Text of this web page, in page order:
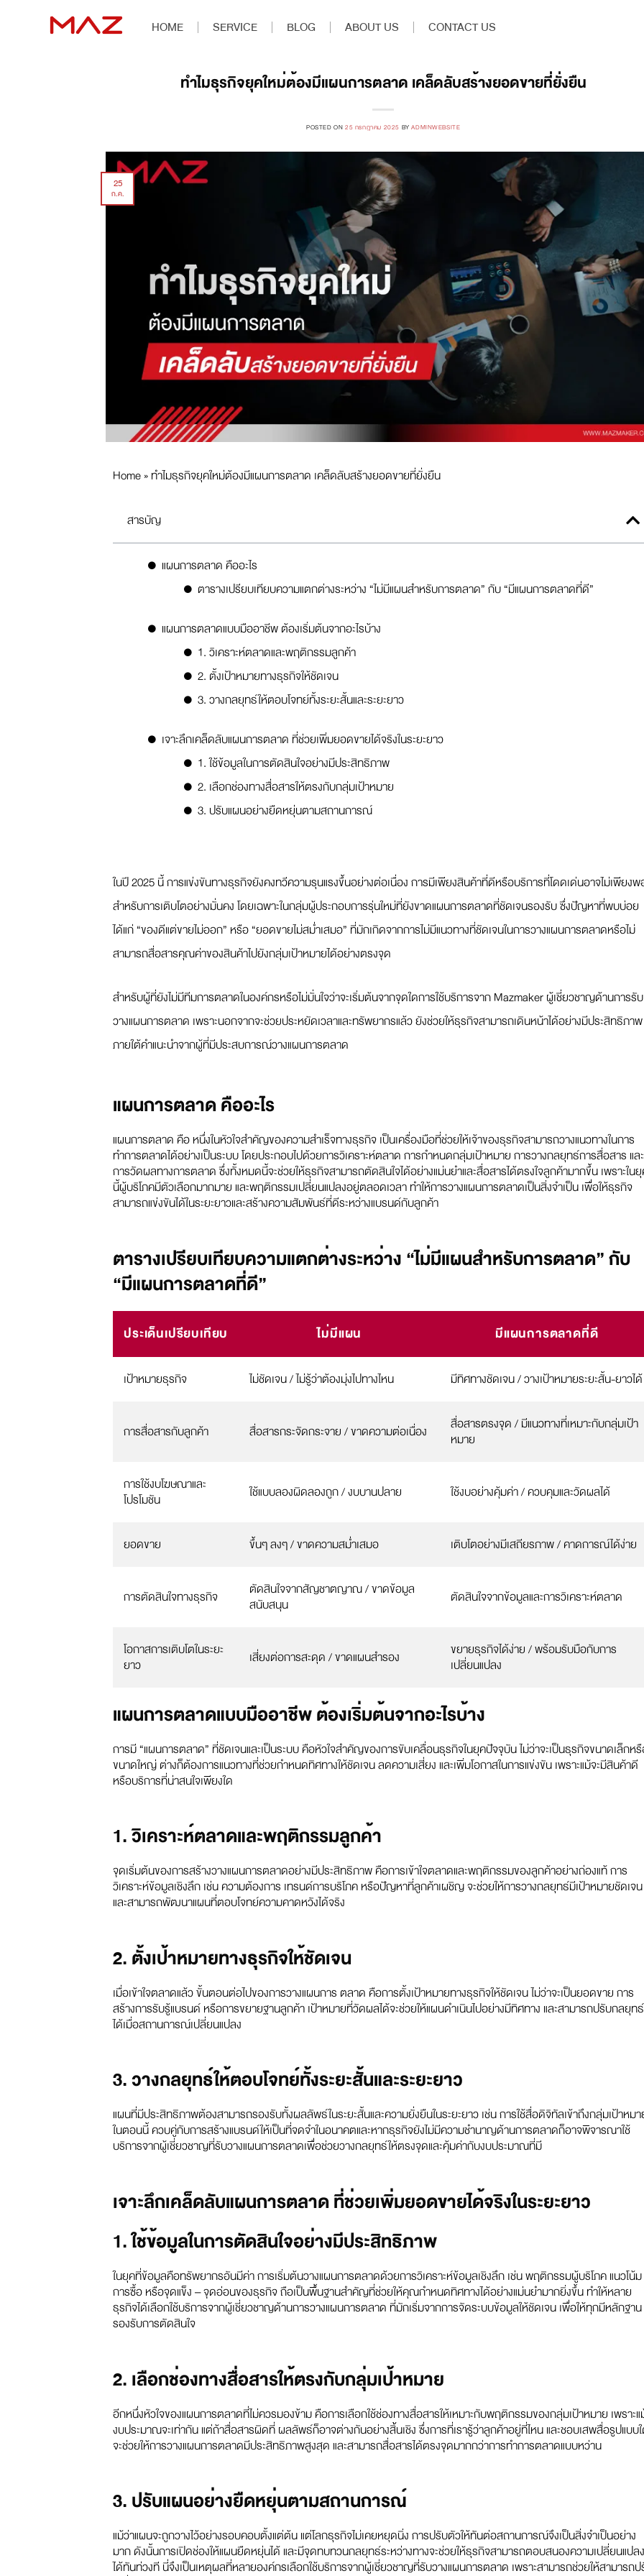
HOME SERVICE BLOG ABOUT US CONTACT US
ทำไมธุรกิจยุคใหม่ต้องมีแผนการตลาด เคล็ดลับสร้างยอดขายที่ยั่งยืน
POSTED ON 25 กรกฎาคม 2025 BYADMINWEBSITE
25
ก.ค.
Home»ทำไมธุรกิจยุคใหม่ต้องมีแผนการตลาด เคล็ดลับสร้างยอดขายที่ยั่งยืน
สารบัญ
แผนการตลาด คืออะไร
ตารางเปรียบเทียบความแตกต่างระหว่าง “ไม่มีแผนสำหรับการตลาด” กับ “มีแผนการตลาดที่ดี”
แผนการตลาดแบบมืออาชีพ ต้องเริ่มต้นจากอะไรบ้าง
1. วิเคราะห์ตลาดและพฤติกรรมลูกค้า
2. ตั้งเป้าหมายทางธุรกิจให้ชัดเจน
3. วางกลยุทธ์ให้ตอบโจทย์ทั้งระยะสั้นและระยะยาว
เจาะลึกเคล็ดลับแผนการตลาด ที่ช่วยเพิ่มยอดขายได้จริงในระยะยาว
1. ใช้ข้อมูลในการตัดสินใจอย่างมีประสิทธิภาพ
2. เลือกช่องทางสื่อสารให้ตรงกับกลุ่มเป้าหมาย
3. ปรับแผนอย่างยืดหยุ่นตามสถานการณ์
ในปี 2025 นี้ การแข่งขันทางธุรกิจยังคงทวีความรุนแรงขึ้นอย่างต่อเนื่อง การมีเพียงสินค้าที่ดีหรือบริการที่โดดเด่นอาจไม่เพียง
สำหรับการเติบโตอย่างมั่นคง โดยเฉพาะในกลุ่มผู้ประกอบการรุ่นใหม่ที่ยังขาดแผนการตลาดที่ชัดเจนรองรับ ซึ่งปัญหาที่พบบ่อย
ได้แก่ “ของดีแต่ขายไม่ออก” หรือ “ยอดขายไม่สม่ำเสมอ” ที่มักเกิดจากการไม่มีแนวทางที่ชัดเจนในการวางแผนการตลาดหรือไม่
สามารถสื่อสารคุณค่าของสินค้าไปยังกลุ่มเป้าหมายได้อย่างตรงจุด
สำหรับผู้ที่ยังไม่มีทีมการตลาดในองค์กรหรือไม่มั่นใจว่าจะเริ่มต้นจากจุดใดการใช้บริการจาก Mazmaker ผู้เชี่ยวชาญด้านการรับ
วางแผนการตลาด เพราะนอกจากจะช่วยประหยัดเวลาและทรัพยากรแล้ว ยังช่วยให้ธุรกิจสามารถเดินหน้าได้อย่างมีประสิทธิภาพ
ภายใต้คำแนะนำจากผู้ที่มีประสบการณ์วางแผนการตลาด
แผนการตลาด คืออะไร
แผนการตลาด คือ หนึ่งในหัวใจสำคัญของความสำเร็จทางธุรกิจ เป็นเครื่องมือที่ช่วยให้เจ้าของธุรกิจสามารถวางแนวทางในการ
ทำการตลาดได้อย่างเป็นระบบ โดยประกอบไปด้วยการวิเคราะห์ตลาด การกำหนดกลุ่มเป้าหมาย การวางกลยุทธ์การสื่อสาร และ
การวัดผลทางการตลาด ซึ่งทั้งหมดนี้จะช่วยให้ธุรกิจสามารถตัดสินใจได้อย่างแม่นยำและสื่อสารได้ตรงใจลูกค้ามากขึ้น เพราะใน
นี้ผู้บริโภคมีตัวเลือกมากมาย และพฤติกรรมเปลี่ยนแปลงอยู่ตลอดเวลา ทำให้การวางแผนการตลาดเป็นสิ่งจำเป็น เพื่อให้ธุรกิจ
สามารถแข่งขันได้ในระยะยาวและสร้างความสัมพันธ์ที่ดีระหว่างแบรนด์กับลูกค้า
ตารางเปรียบเทียบความแตกต่างระหว่าง “ไม่มีแผนสำหรับการตลาด” กับ
“มีแผนการตลาดที่ดี”
ประเด็นเปรียบเทียบ ไม่มีแผน มีแผนการตลาดที่ดี
เป้าหมายธุรกิจ ไม่ชัดเจน / ไม่รู้ว่าต้องมุ่งไปทางไหน มีทิศทางชัดเจน / วางเป้าหมายระยะสั้น-ยาวได้
การสื่อสารกับลูกค้า สื่อสารกระจัดกระจาย / ขาดความต่อเนื่อง สื่อสารตรงจุด / มีแนวทางที่เหมาะกับกลุ่มเป้า
หมาย
การใช้งบโฆษณาและ
โปรโมชัน ใช้แบบลองผิดลองถูก / งบบานปลาย ใช้งบอย่างคุ้มค่า / ควบคุมและวัดผลได้
ยอดขาย ขึ้นๆ ลงๆ / ขาดความสม่ำเสมอ เติบโตอย่างมีเสถียรภาพ / คาดการณ์ได้ง่าย
การตัดสินใจทางธุรกิจ ตัดสินใจจากสัญชาตญาณ / ขาดข้อมูล
สนับสนุน ตัดสินใจจากข้อมูลและการวิเคราะห์ตลาด
โอกาสการเติบโตในระยะ
ยาว เสี่ยงต่อการสะดุด / ขาดแผนสำรอง ขยายธุรกิจได้ง่าย / พร้อมรับมือกับการ
เปลี่ยนแปลง
แผนการตลาดแบบมืออาชีพ ต้องเริ่มต้นจากอะไรบ้าง
การมี “แผนการตลาด” ที่ชัดเจนและเป็นระบบ คือหัวใจสำคัญของการขับเคลื่อนธุรกิจในยุคปัจจุบัน ไม่ว่าจะเป็นธุรกิจขนาดเล็กห
ขนาดใหญ่ ต่างก็ต้องการแนวทางที่ช่วยกำหนดทิศทางให้ชัดเจน ลดความเสี่ยง และเพิ่มโอกาสในการแข่งขัน เพราะแม้จะมีสินค้าดี
หรือบริการที่น่าสนใจเพียงใด
1. วิเคราะห์ตลาดและพฤติกรรมลูกค้า
จุดเริ่มต้นของการสร้างวางแผนการตลาดอย่างมีประสิทธิภาพ คือการเข้าใจตลาดและพฤติกรรมของลูกค้าอย่างถ่องแท้ การ
วิเคราะห์ข้อมูลเชิงลึก เช่น ความต้องการ เทรนด์การบริโภค หรือปัญหาที่ลูกค้าเผชิญ จะช่วยให้การวางกลยุทธ์มีเป้าหมายชัดเจน
และสามารถพัฒนาแผนที่ตอบโจทย์ความคาดหวังได้จริง
2. ตั้งเป้าหมายทางธุรกิจให้ชัดเจน
เมื่อเข้าใจตลาดแล้ว ขั้นตอนต่อไปของการวางแผนการ ตลาด คือการตั้งเป้าหมายทางธุรกิจให้ชัดเจน ไม่ว่าจะเป็นยอดขาย การ
สร้างการรับรู้แบรนด์ หรือการขยายฐานลูกค้า เป้าหมายที่วัดผลได้จะช่วยให้แผนดำเนินไปอย่างมีทิศทาง และสามารถปรับกลยุทธ์
ได้เมื่อสถานการณ์เปลี่ยนแปลง
3. วางกลยุทธ์ให้ตอบโจทย์ทั้งระยะสั้นและระยะยาว
แผนที่มีประสิทธิภาพต้องสามารถรองรับทั้งผลลัพธ์ในระยะสั้นและความยั่งยืนในระยะยาว เช่น การใช้สื่อดิจิทัลเข้าถึงกลุ่มเป้าหม
ในตอนนี้ ควบคู่กับการสร้างแบรนด์ให้เป็นที่จดจำในอนาคตและหากธุรกิจยังไม่มีความชำนาญด้านการตลาดก็อาจพิจารณาใช้
บริการจากผู้เชี่ยวชาญที่รับวางแผนการตลาดเพื่อช่วยวางกลยุทธ์ให้ตรงจุดและคุ้มค่ากับงบประมาณที่มี
เจาะลึกเคล็ดลับแผนการตลาด ที่ช่วยเพิ่มยอดขายได้จริงในระยะยาว
1. ใช้ข้อมูลในการตัดสินใจอย่างมีประสิทธิภาพ
ในยุคที่ข้อมูลคือทรัพยากรอันมีค่า การเริ่มต้นวางแผนการตลาดด้วยการวิเคราะห์ข้อมูลเชิงลึก เช่น พฤติกรรมผู้บริโภค แนวโน้ม
การซื้อ หรือจุดแข็ง – จุดอ่อนของธุรกิจ ถือเป็นพื้นฐานสำคัญที่ช่วยให้คุณกำหนดทิศทางได้อย่างแม่นยำมากยิ่งขึ้น ทำให้หลาย
ธุรกิจได้เลือกใช้บริการจากผู้เชี่ยวชาญด้านการวางแผนการตลาด ที่มักเริ่มจากการจัดระบบข้อมูลให้ชัดเจน เพื่อให้ทุกมีหลักฐาน
รองรับการตัดสินใจ
2. เลือกช่องทางสื่อสารให้ตรงกับกลุ่มเป้าหมาย
อีกหนึ่งหัวใจของแผนการตลาดที่ไม่ควรมองข้าม คือการเลือกใช้ช่องทางสื่อสารให้เหมาะกับพฤติกรรมของกลุ่มเป้าหมาย เพราะ
งบประมาณจะเท่ากัน แต่ถ้าสื่อสารผิดที่ ผลลัพธ์ก็อาจต่างกันอย่างสิ้นเชิง ซึ่งการที่เรารู้ว่าลูกค้าอยู่ที่ไหน และชอบเสพสื่อรูปแบบ
จะช่วยให้การวางแผนการตลาดมีประสิทธิภาพสูงสุด และสามารถสื่อสารได้ตรงจุดมากกว่าการทำการตลาดแบบหว่าน
3. ปรับแผนอย่างยืดหยุ่นตามสถานการณ์
แม้ว่าแผนจะถูกวางไว้อย่างรอบคอบตั้งแต่ต้น แต่โลกธุรกิจไม่เคยหยุดนิ่ง การปรับตัวให้ทันต่อสถานการณ์จึงเป็นสิ่งจำเป็นอย่าง
มาก ดังนั้นการเปิดช่องให้แผนยืดหยุ่นได้ และมีจุดทบทวนกลยุทธ์ระหว่างทางจะช่วยให้ธุรกิจสามารถตอบสนองความเปลี่ยนแปลง
ได้ทันท่วงที นี่จึงเป็นเหตุผลที่หลายองค์กรเลือกใช้บริการจากผู้เชี่ยวชาญที่รับวางแผนการตลาด เพราะสามารถช่วยให้สามารถ